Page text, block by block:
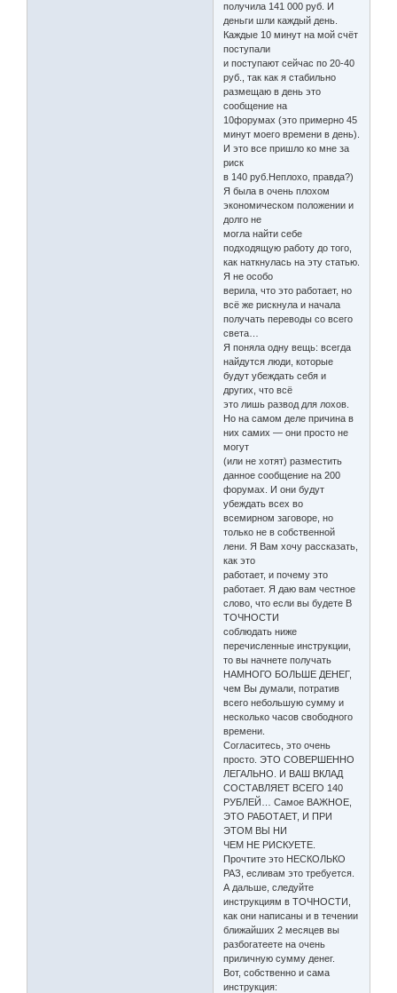
получила 141 000 руб. И
деньги шли каждый день.
Каждые 10 минут на мой счёт
поступали
и поступают сейчас по 20-40
руб., так как я стабильно
размещаю в день это
сообщение на
10форумах (это примерно 45
минут моего времени в день).
И это все пришло ко мне за
риск
в 140 руб.Неплохо, правда?)
Я была в очень плохом
экономическом положении и
долго не
могла найти себе
подходящую работу до того,
как наткнулась на эту статью.
Я не особо
верила, что это работает, но
всё же рискнула и начала
получать переводы со всего
света…
Я поняла одну вещь: всегда
найдутся люди, которые
будут убеждать себя и
других, что всё
это лишь развод для лохов.
Но на самом деле причина в
них самих — они просто не
могут
(или не хотят) разместить
данное сообщение на 200
форумах. И они будут
убеждать всех во
всемирном заговоре, но
только не в собственной
лени. Я Вам хочу рассказать,
как это
работает, и почему это
работает. Я даю вам честное
слово, что если вы будете В
ТОЧНОСТИ
соблюдать ниже
перечисленные инструкции,
то вы начнете получать
НАМНОГО БОЛЬШЕ ДЕНЕГ,
чем Вы думали, потратив
всего небольшую сумму и
несколько часов свободного
времени.
Согласитесь, это очень
просто. ЭТО СОВЕРШЕННО
ЛЕГАЛЬНО. И ВАШ ВКЛАД
СОСТАВЛЯЕТ ВСЕГО 140
РУБЛЕЙ… Самое ВАЖНОЕ,
ЭТО РАБОТАЕТ, И ПРИ
ЭТОМ ВЫ НИ
ЧЕМ НЕ РИСКУЕТЕ.
Прочтите это НЕСКОЛЬКО
РАЗ, есливам это требуется.
А дальше, следуйте
инструкциям в ТОЧНОСТИ,
как они написаны и в течении
ближайших 2 месяцев вы
разбогатеете на очень
приличную сумму денег.
Вот, собственно и сама
инструкция: